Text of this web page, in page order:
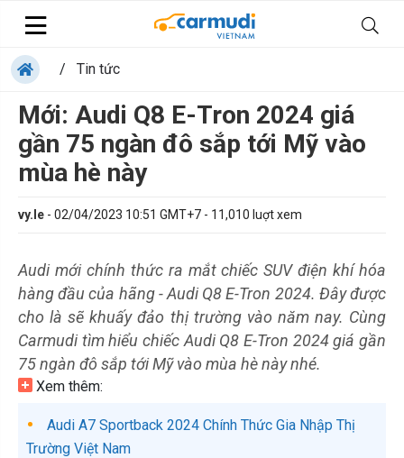
/ Tin tức
Mới: Audi Q8 E-Tron 2024 giá
gần 75 ngàn đô sắp tới Mỹ vào
mùa hè này
vy.le - 02/04/2023 10:51 GMT+7 - 11,010 luợt xem
Audi mới chính thức ra mắt chiếc SUV điện khí hóa
hàng đầu của hãng - Audi Q8 E-Tron 2024. Đây được
cho là sẽ khuấy đảo thị trường vào năm nay. Cùng
Carmudi tìm hiểu chiếc Audi Q8 E-Tron 2024 giá gần
75 ngàn đô sắp tới Mỹ vào mùa hè này nhé.
Xem thêm:
Audi A7 Sportback 2024 Chính Thức Gia Nhập Thị
Trường Việt Nam